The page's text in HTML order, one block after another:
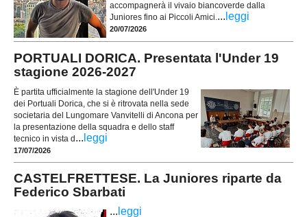
accompagnerà il vivaio biancoverde dalla
Juniores fino ai Piccoli Amici.... leggi
20/07/2026
PORTUALI DORICA. Presentata l'Under 19
stagione 2026-2027
È partita ufficialmente la stagione dell'Under 19
dei Portuali Dorica, che si è ritrovata nella sede
societaria del Lungomare Vanvitelli di Ancona per
la presentazione della squadra e dello staff
tecnico in vista d... leggi
17/07/2026
CASTELFRETTESE. La Juniores riparte da
Federico Sbarbati
... leggi